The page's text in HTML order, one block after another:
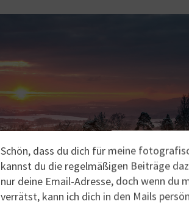
Schön, dass du dich für meine
kannst du die regelmäßigen Beiträge
nur deine Email-Adresse, doch wenn du
verrätst, kann ich dich in den Mails